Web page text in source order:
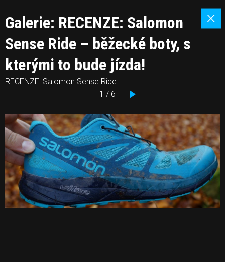
Galerie: RECENZE: Salomon
Sense Ride – běžecké boty, s
kterými to bude jízda!
RECENZE: Salomon Sense Ride
1 / 6